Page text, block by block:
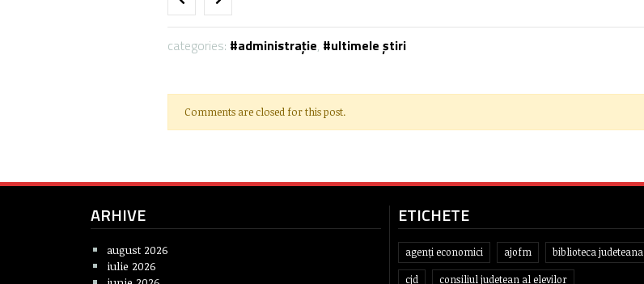
categories: administrație, ultimele știri
Comments are closed for this post.
ARHIVE
august 2026
iulie 2026
ETICHETE
agenți economici ajofm biblioteca judeteana
cjd consiliul judetean al elevilor